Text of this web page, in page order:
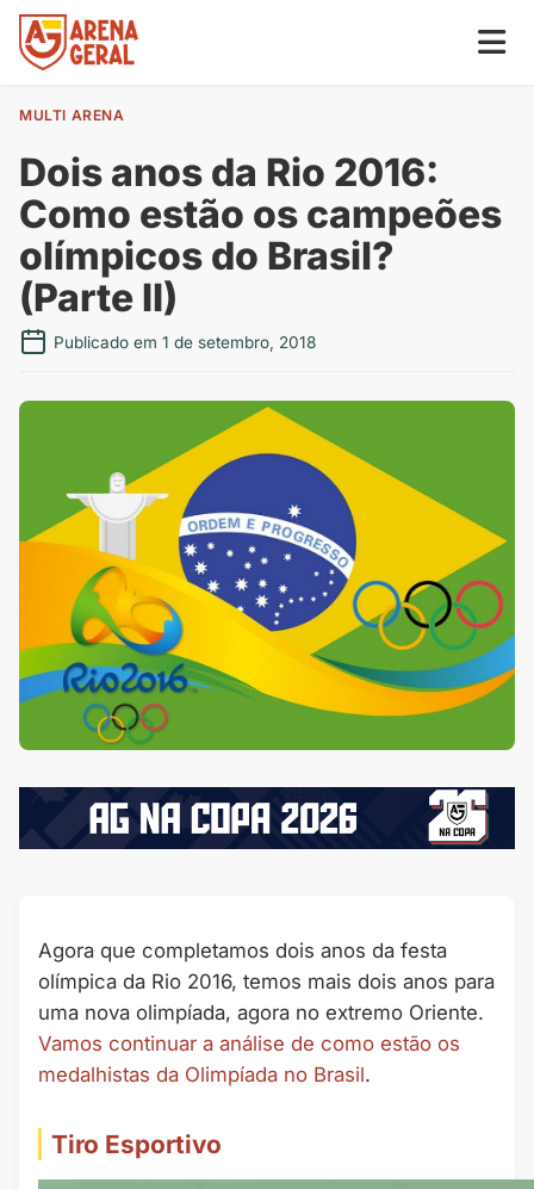
MULTI ARENA
Dois anos da Rio 2016:
Como estão os campeões
olímpicos do Brasil?
(Parte II)
Publicado em 1 de setembro, 2018
Agora que completamos dois anos da festa
olímpica da Rio 2016, temos mais dois anos para
uma nova olimpíada, agora no extremo Oriente.
Vamos continuar a análise de como estão os
medalhistas da Olimpíada no Brasil.
Tiro Esportivo